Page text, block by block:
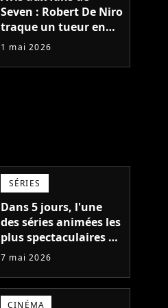
Seven : Robert De Niro
traque un tueur en
série dans cette
seller et la date de
1 mai 2026
SÉRIES
Dans 5 jours, l'une
des séries animées les
plus spectaculaires de
Netflix revient : la
réconcilier tous les
fans
7 mai 2026
CINÉMA